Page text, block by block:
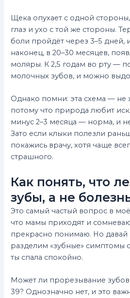
Щека опухает с одной
глаз и ухо с той же стороны.
боли пройдёт через 3–5 дней,
наконец, в 20–30 месяцев,
моляры. К 2,5 годам во рту —
молочных зубов, и можно
Однако помни: эта схема — не
потому что природа любит
минус 2–3 месяца — норма, и
Зато если клыки полезли
покажись врачу, хотя чаще
страшного.
Как понять, что
зубы, а не
Это самый частый вопрос в
что мамы приходят и
прекрасно понимаю. Но давай
разделим «зубные» симптомы
ты спала спокойно.
Может ли прорезывание зубов
39? Однозначно нет, и это